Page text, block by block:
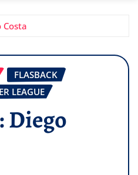
Costa
FLASBACK
LEAGUE
Diego